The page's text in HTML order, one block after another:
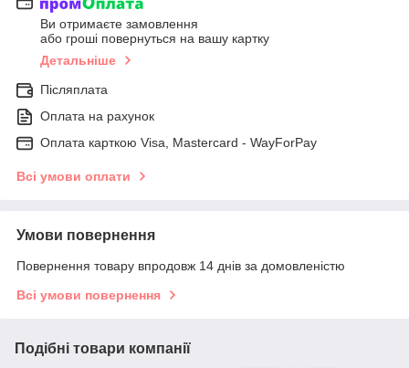
Ви отримаєте замовлення
або гроші повернуться на вашу картку
Детальніше
Післяплата
Оплата на рахунок
Оплата карткою Visa, Mastercard - WayForPay
Всі умови оплати
Умови повернення
Повернення товару впродовж 14 днів за домовленістю
Всі умови повернення
Подібні товари компанії